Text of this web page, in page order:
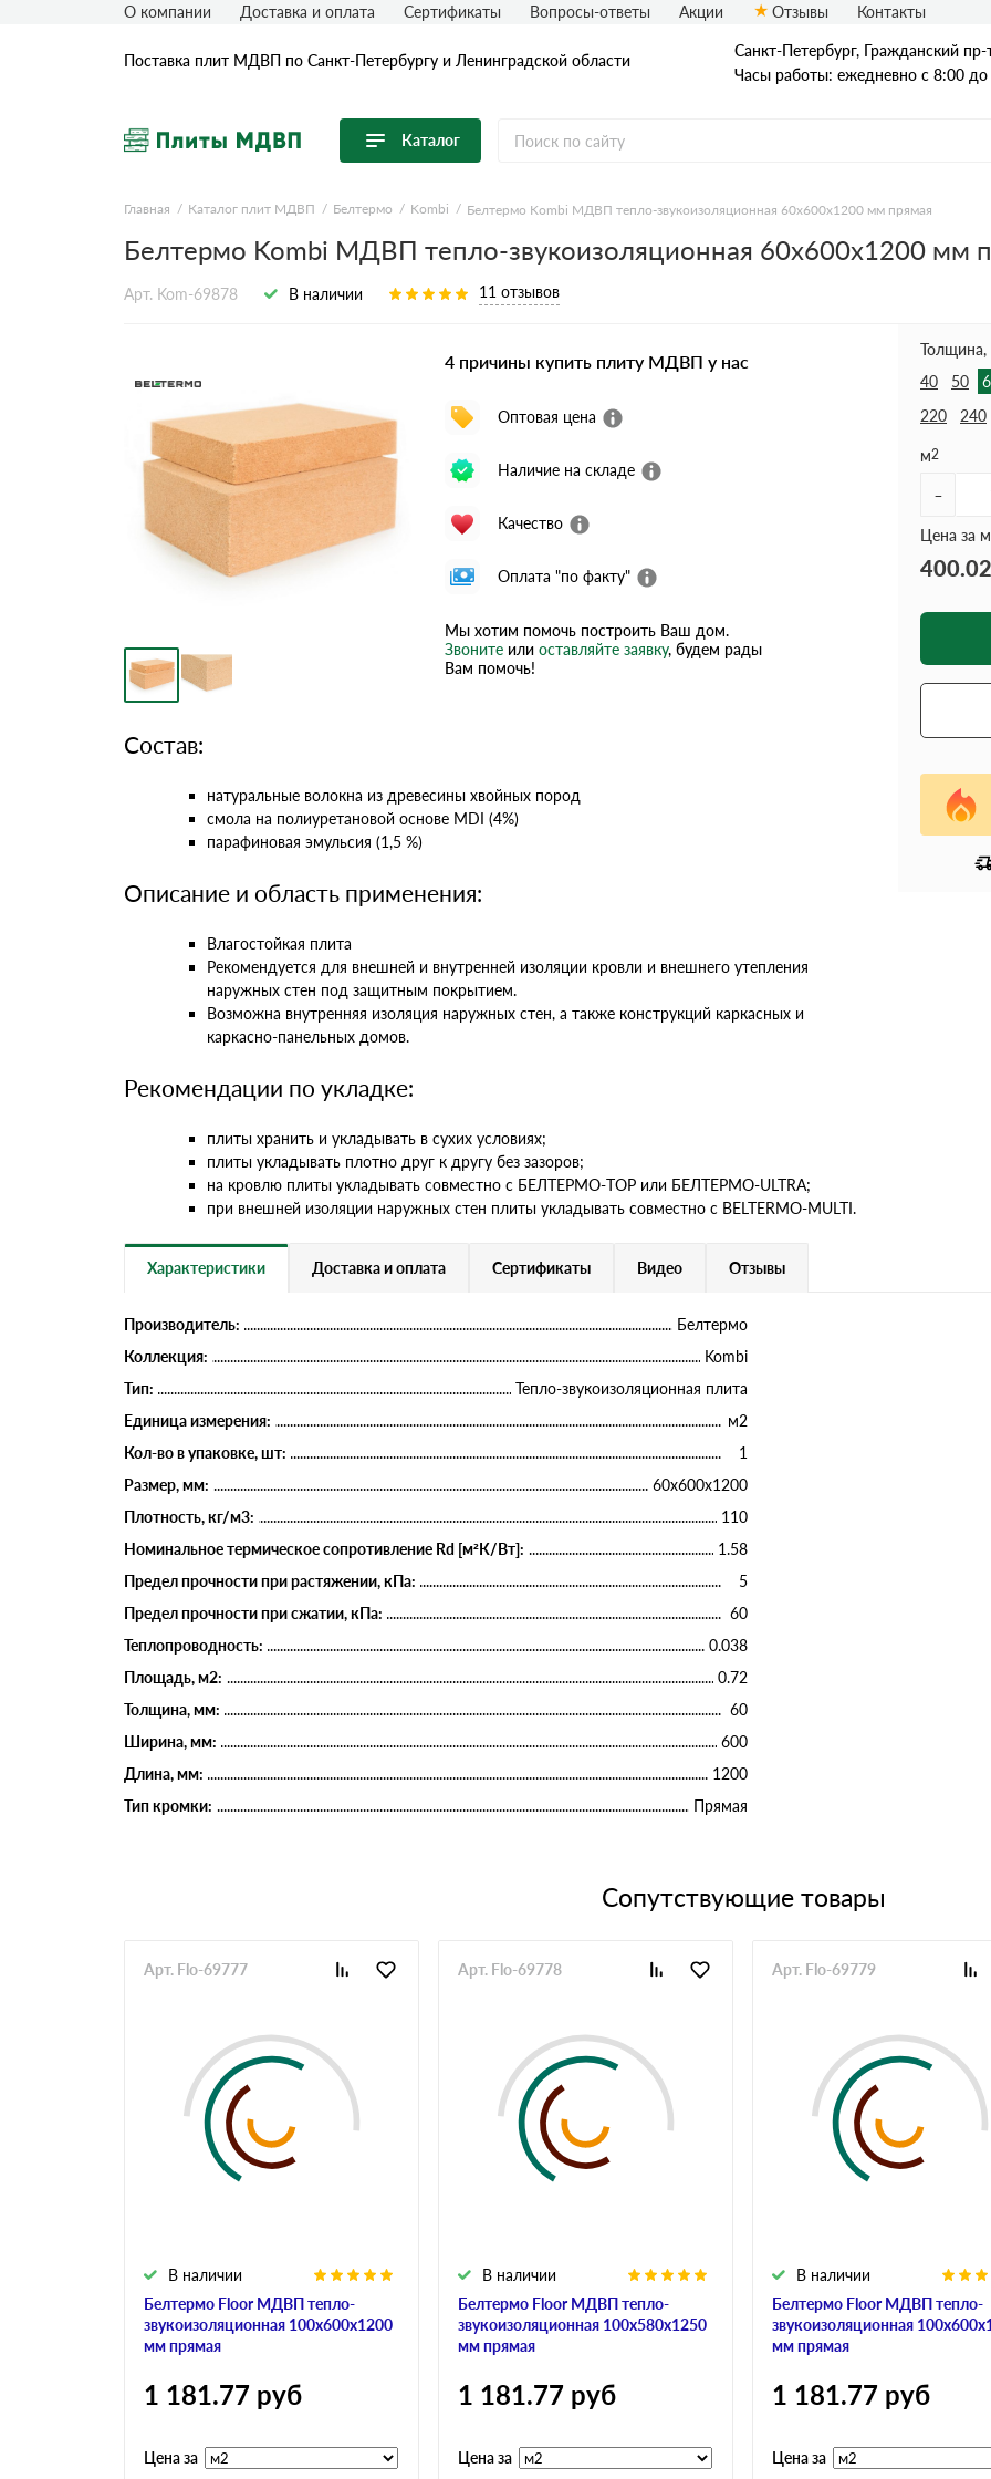
Поставка плит МДВП по Санкт-Петербургу и Ленинградской области
Санкт-Петербург, Граждaнский
Часы работы: ежедневно с 8:00 до
Каталог
Перейти в каталог
Продуктовые линейки
О компании Доставка и оплата Сертификаты Вопросы-ответы Акции Отзывы Контакты
Главная Каталог плит МДВП Белтермо Kombi Белтермо Kombi МДВП тепло-звукоизоляционная 60х600х1200 мм прямая
Белтермо Kombi МДВП тепло-звукоизоляционная 60х600х1200 мм
Арт. Kom-69878 В наличии 11 отзывов
4 причины купить плиту МДВП у нас
Оптовая цена
Наличие на складе
Качество
Оплата "по факту"
Мы хотим помочь построить Ваш дом.
Звоните или оставляйте заявку, будем рады
Вам помочь!
Состав:
натуральные волокна из древесины хвойных пород
смола на полиуретановой основе MDI (4%)
парафиновая эмульсия (1,5 %)
Описание и область применения:
Влагостойкая плита
Рекомендуется для внешней и внутренней изоляции кровли и внешнего утепления
наружных стен под защитным покрытием.
Возможна внутренняя изоляция наружных стен, а также конструкций каркасных и
каркасно-панельных домов.
Рекомендации по укладке:
плиты хранить и укладывать в сухих условиях;
плиты укладывать плотно друг к другу без зазоров;
на кровлю плиты укладывать совместно с БЕЛТЕРМО-TOP или БЕЛТЕРМО-ULTRA;
при внешней изоляции наружных стен плиты укладывать совместно с BELTERMO-MULTI.
40
50
220
240
м2
-
Цена за м
400.02
Характеристики Доставка и оплата Сертификаты Видео Отзывы
Производитель:
Белтермо
Коллекция:
Kombi
Тип:
Тепло-звукоизоляционная плита
Единица измерения:
м2
Кол-во в упаковке, шт:
1
Размер, мм:
60х600х1200
Плотность, кг/м3:
110
Номинальное термическое сопротивление Rd [м²К/Вт]:
1.58
Предел прочности при растяжении, кПа:
5
Предел прочности при сжатии, кПа:
60
Теплопроводность:
0.038
Площадь, м2:
0.72
Толщина, мм:
60
Ширина, мм:
600
Длина, мм:
1200
Тип кромки:
Прямая
Сопутствующие товары
Белтермо Floor МДВП тепло-
звукоизоляционная 100х600х1200
мм прямая
В наличии
Арт. Flo-69777
1 181.77 руб
Цена за
Белтермо Floor МДВП тепло-
звукоизоляционная 100х580х1250
мм прямая
В наличии
Арт. Flo-69778
1 181.77 руб
Цена за
Белтермо Floor МДВП тепло-
звукоизоляционная
мм прямая
В наличии
Арт. Flo-69779
1 181.77 руб
Цена за